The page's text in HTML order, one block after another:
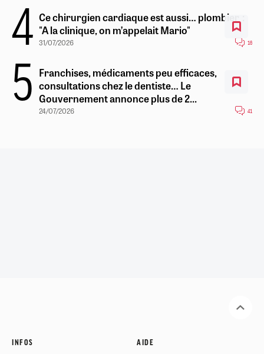
Ce chirurgien cardiaque est aussi… plombier :
"A la clinique, on m’appelait Mario"
31/07/2026 16
Franchises, médicaments peu efficaces,
consultations chez le dentiste… Le
Gouvernement annonce plus de 2...
24/07/2026 41
INFOS AIDE